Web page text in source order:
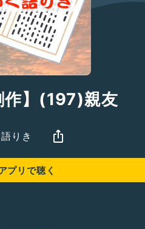
作】(197)親友
りき
プリで聴く